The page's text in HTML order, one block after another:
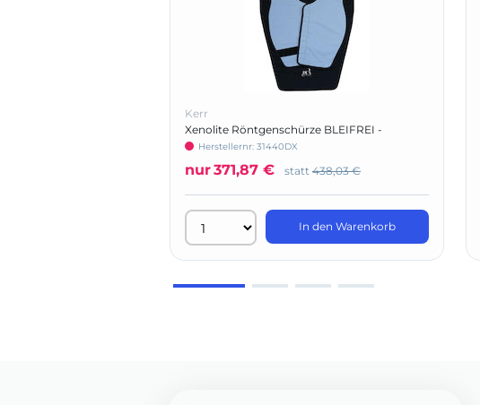
Kerr
Xenolite Röntgenschürze BLEIFREI -
Panorama-Poncho
Herstellernr: 31440DX
nur371,87 € statt 438,03 €
In den Warenkorb